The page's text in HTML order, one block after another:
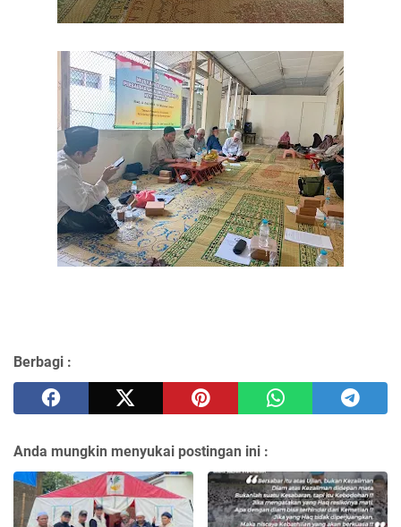
Berbagi :
Anda mungkin menyukai postingan ini :